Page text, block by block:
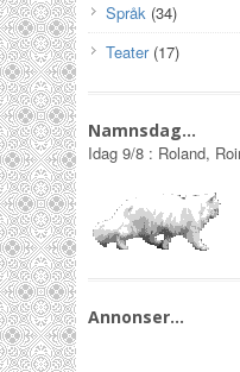
Språk (34)
Teater(17)
Namnsdag…
Idag 9/8 : Roland,
Annonser…